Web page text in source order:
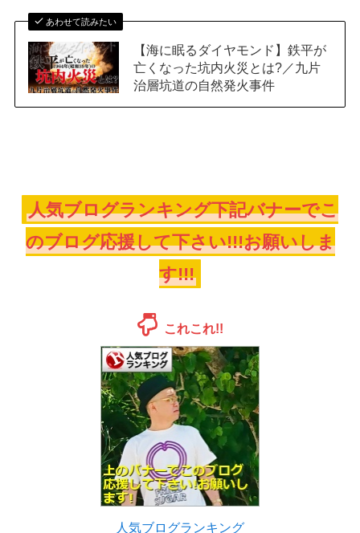
あわせて読みたい
【海に眠るダイヤモンド】鉄平が
亡くなった坑内火災とは?／九片
治層坑道の自然発火事件
人気ブログランキング下記バナーでこ
のブログ応援して下さい!!!お願いしま
す!!!
これこれ!!
人気ブログランキング